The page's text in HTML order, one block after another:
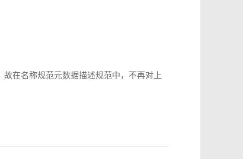
故在名称规范元数据描述规范中，不再对上